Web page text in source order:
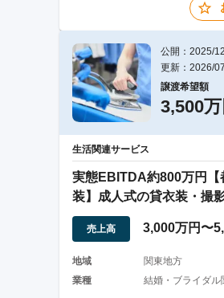
公開：2025/
更新：2026/
譲渡希望額
3,500万
生活関連サービス
実態EBITDA約800万円【
装】成人式の貸衣装・撮
（店舗）譲渡
売上高 3,000万円〜
地域
関東地方
業種
結婚・ブライダル